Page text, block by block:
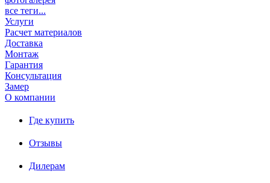
все теги...
Услуги
Расчет материалов
Доставка
Монтаж
Гарантия
Консультация
Замер
О компании
Где купить
Отзывы
Дилерам